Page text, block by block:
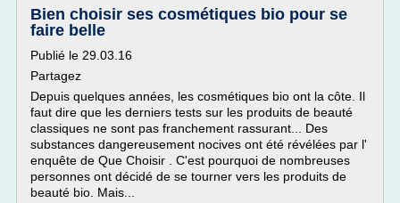
Bien choisir ses cosmétiques bio pour se
faire belle
Publié le 29.03.16
Partagez
Depuis quelques années, les cosmétiques bio ont la côte. Il
faut dire que les derniers tests sur les produits de beauté
classiques ne sont pas franchement rassurant... Des
substances dangereusement nocives ont été révélées par l'
enquête de Que Choisir . C'est pourquoi de nombreuses
personnes ont décidé de se tourner vers les produits de
beauté bio. Mais...